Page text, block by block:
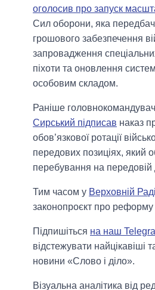
оголосив про запуск
Сил оборони, яка
грошового забезпечення
запровадження
піхоти та оновлення
особовим складом.
Раніше головнокомандувач
Сирський підписав наказ
обов’язкової ротації
передових позиціях, який
перебування на
Тим часом у Верховній
законопроєкт про
Підпишіться на наш
відстежувати найцікавіші
новини «Слово і діло».
Візуальна аналітика від